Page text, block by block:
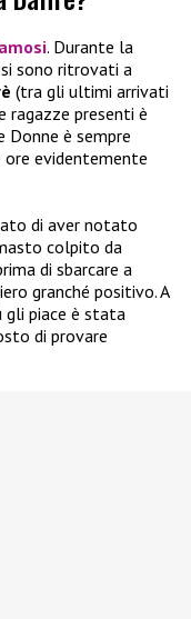
. Durante la
sono ritrovati a
(tra gli ultimi arrivati
ragazze presenti è
Donne è sempre
ore evidentemente
di aver notato
colpito da
di sbarcare a
granché positivo. A
gli piace è stata
di provare